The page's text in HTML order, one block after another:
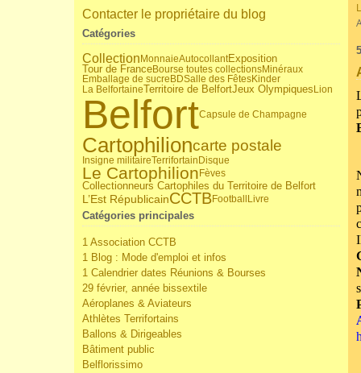
Contacter le propriétaire du blog
Catégories
CollectionMonnaieAutocollantExposition
Tour de FranceBourse toutes collectionsMinéraux
Emballage de sucre BDSalle des FêtesKinder
La BelfortaineTerritoire de BelfortJeux OlympiquesLion
BelfortCapsule de Champagne
Cartophilioncarte postale
Insigne militaireTerrifortain Disque
Le Cartophilion Fèves
Collectionneurs Cartophiles du Territoire de Belfort
L’Est RépublicainCCTBFootballLivre
Catégories principales
1 Association CCTB
1 Blog : Mode d'emploi et infos
1 Calendrier dates Réunions & Bourses
29 février, année bissextile
Aéroplanes & Aviateurs
Athlètes Terrifortains
Ballons & Dirigeables
Bâtiment public
Belflorissimo